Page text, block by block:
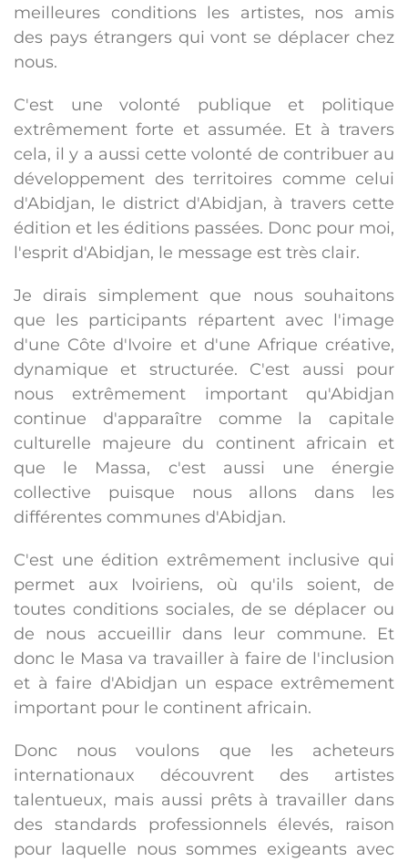
meilleures conditions les artistes, nos amis
des pays étrangers qui vont se déplacer chez
nous.
C'est une volonté publique et politique
extrêmement forte et assumée. Et à travers
cela, il y a aussi cette volonté de contribuer au
développement des territoires comme celui
d'Abidjan, le district d'Abidjan, à travers cette
édition et les éditions passées. Donc pour moi,
l'esprit d'Abidjan, le message est très clair.
Je dirais simplement que nous souhaitons
que les participants répartent avec l'image
d'une Côte d'Ivoire et d'une Afrique créative,
dynamique et structurée. C'est aussi pour
nous extrêmement important qu'Abidjan
continue d'apparaître comme la capitale
culturelle majeure du continent africain et
que le Massa, c'est aussi une énergie
collective puisque nous allons dans les
différentes communes d'Abidjan.
C'est une édition extrêmement inclusive qui
permet aux Ivoiriens, où qu'ils soient, de
toutes conditions sociales, de se déplacer ou
de nous accueillir dans leur commune. Et
donc le Masa va travailler à faire de l'inclusion
et à faire d'Abidjan un espace extrêmement
important pour le continent africain.
Donc nous voulons que les acheteurs
internationaux découvrent des artistes
talentueux, mais aussi prêts à travailler dans
des standards professionnels élevés, raison
pour laquelle nous sommes exigeants avec